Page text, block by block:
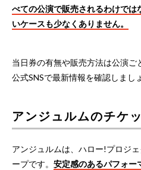
べての公演で販売されるわけで
いケースも少なくありません。
当日券の有無や販売方法は公演
公式SNSで最新情報を確認しまし
アンジュルムのチケ
アンジュルムは、ハロー!プロジ
ープです。 安定感のあるパフォー